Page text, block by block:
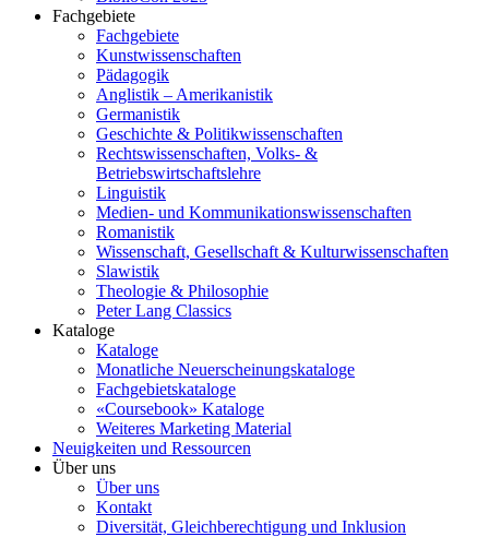
Fachgebiete
Fachgebiete
Kunstwissenschaften
Pädagogik
Anglistik – Amerikanistik
Germanistik
Geschichte & Politikwissenschaften
Rechtswissenschaften, Volks- &
Betriebswirtschaftslehre
Linguistik
Medien- und Kommunikationswissenschaften
Romanistik
Wissenschaft, Gesellschaft & Kulturwissenschaften
Slawistik
Theologie & Philosophie
Peter Lang Classics
Kataloge
Kataloge
Monatliche Neuerscheinungskataloge
Fachgebietskataloge
«Coursebook» Kataloge
Weiteres Marketing Material
Neuigkeiten und Ressourcen
Über uns
Über uns
Kontakt
Diversität, Gleichberechtigung und Inklusion